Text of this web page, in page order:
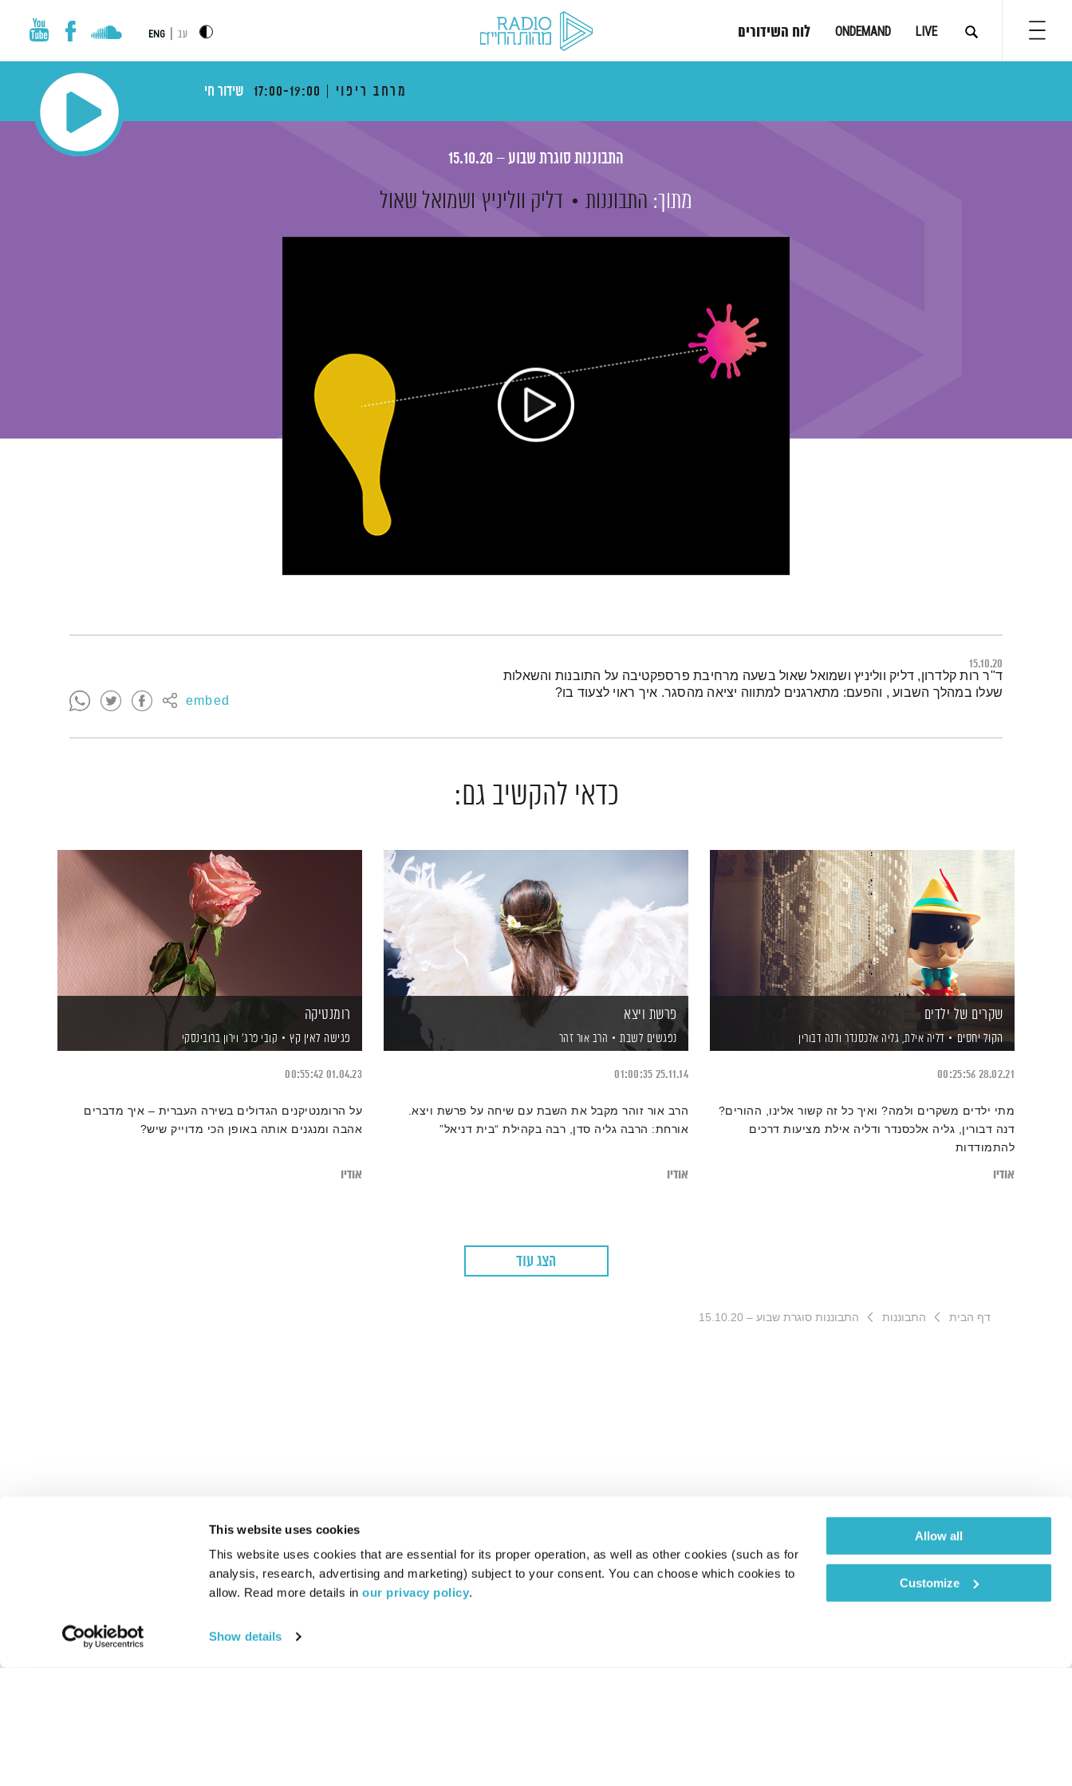
This website uses cookies
This website uses cookies that are essential for its proper operation, as well as other cookies (such as for
analysis, research, advertising and marketing) subject to your consent. You can choose which cookies to
allow. Read more details in our privacy policy.
Show details
Allow all
Customize
LIVE
ONDEMAND לוח השידורים עב ENG
מרחב ריפוי 17:00-19:00 שידור חי
התבוננות סוגרת שבוע – 15.10.20
מתוך: התבוננות דליק ווליניץ ושמואל שאול
15.10.20
embed
תמצית הפודקאסט
ד"ר רות קלדרון, דליק ווליניץ ושמואל שאול בשעה מרחיבת פרספקטיבה על התובנות והשאלות
שעלו במהלך השבוע , והפעם: מתארגנים למתווה יציאה מהסגר. איך ראוי לצעוד בו?
כדאי להקשיב גם:
שקרים של ילדים
הקול יחסים דליה אילת,גליה אלכסנדר ודנה דבורין
28.02.21
00:25:56
מתי ילדים משקרים ולמה? ואיך כל זה קשור אלינו, ההורים?
דנה דבורין, גליה אלכסנדר ודליה אילת מציעות דרכים
להתמודדות
אודיו
פרשת ויצא
נפגשים לשבת הרב אור זהר
25.11.14
01:00:35
הרב אור זוהר מקבל את השבת עם שיחה על פרשת ויצא.
אורחת: הרבה גליה סדן, רבה בקהילת “בית דניאל”
אודיו
רומנטיקה
פגישה לאין קץ קובי פרג' וירון ברובינסקי
01.04.23
00:55:42
על הרומנטיקנים הגדולים בשירה העברית – איך מדברים
אהבה ומנגנים אותה באופן הכי מדוייק שיש?
אודיו
הצג עוד
דף הבית התבוננות התבוננות סוגרת שבוע – 15.10.20